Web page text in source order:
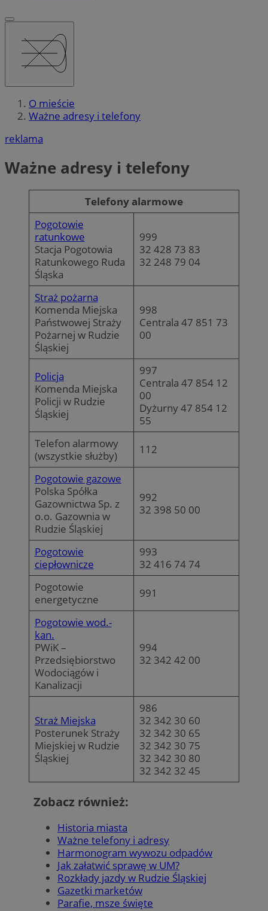
O mieście
Ważne adresy i telefony
reklama
Ważne adresy i telefony
Telefony alarmowe
Pogotowie
ratunkowe
Stacja Pogotowia
Ratunkowego Ruda
Śląska
999
32 428 73 83
32 248 79 04
Straż pożarna
Komenda Miejska
Państwowej Straży
Pożarnej w Rudzie
Śląskiej
998
Centrala 47 851 73
00
Policja
Komenda Miejska
Policji w Rudzie
Śląskiej
997
Centrala 47 854 12
00
Dyżurny 47 854 12
55
Telefon alarmowy
(wszystkie służby)
112
Pogotowie gazowe
Polska Spółka
Gazownictwa Sp. z
o.o. Gazownia w
Rudzie Śląskiej
992
32 398 50 00
Pogotowie
ciepłownicze
993
32 416 74 74
Pogotowie
energetyczne
991
Pogotowie wod.-
kan.
PWiK –
Przedsiębiorstwo
Wodociągów i
Kanalizacji
994
32 342 42 00
Straż Miejska
Posterunek Straży
Miejskiej w Rudzie
Śląskiej
986
32 342 30 60
32 342 30 65
32 342 30 75
32 342 30 80
32 342 32 45
Zobacz również:
Historia miasta
Ważne telefony i adresy
Harmonogram wywozu odpadów
Jak załatwić sprawę w UM?
Rozkłady jazdy w Rudzie Śląskiej
Gazetki marketów
Parafie, msze święte